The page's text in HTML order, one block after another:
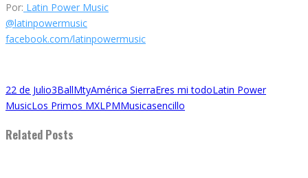
Por: Latin Power Music
@latinpowermusic
facebook.com/latinpowermusic
22 de Julio3BallMtyAmérica SierraEres mi todoLatin Power
MusicLos Primos MXLPMMusicasencillo
Related Posts